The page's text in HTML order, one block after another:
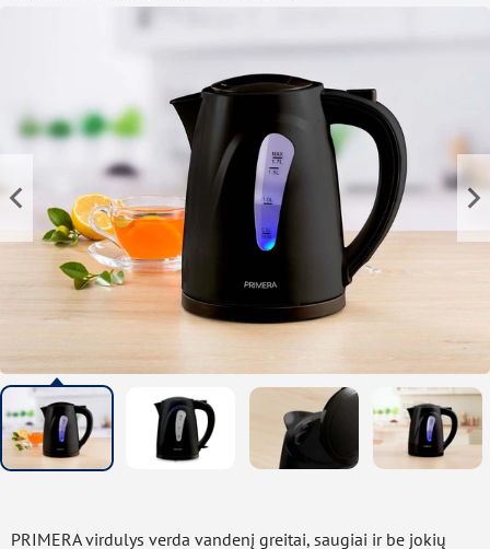
PRIMERA virdulys verda vandenį greitai, saugiai ir be jokių